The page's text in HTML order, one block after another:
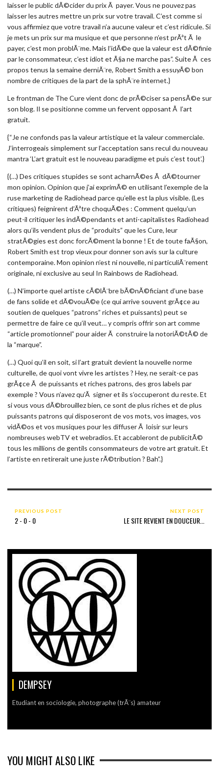
laisser le public dÃ©cider du prix Ã payer. Vous ne pouvez pas
laisser les autres mettre un prix sur votre travail. C’est comme si
vous affirmiez que votre travail n’a aucune valeur et c’est ridicule. Si
je mets un prix sur ma musique et que personne n’est prÃªt Ã le
payer, c’est mon problÃ¨me. Mais l’idÃ©e que la valeur est dÃ©finie
par le consommateur, c’est idiot et Ã§a ne marche pas”. Suite Ã ces
propos tenus la semaine derniÃ¨re, Robert Smith a essuyÃ© bon
nombre de critiques de la part de la sphÃ¨re internet.}
Le frontman de The Cure vient donc de prÃ©ciser sa pensÃ©e sur
son blog. Il se positionne comme un fervent opposant Ã l’art
gratuit.
{“Je ne confonds pas la valeur artistique et la valeur commerciale.
J’interrogeais simplement sur l’acceptation sans recul du nouveau
mantra ‘L’art gratuit est le nouveau paradigme et puis c’est tout’.}
{(…) Des critiques stupides se sont acharnÃ©es Ã dÃ©tourner
mon opinion. Opinion que j’ai exprimÃ© en utilisant l’exemple de la
ruse marketing de Radiohead parce qu’elle est la plus visible. (Les
critiques) feignirent d’Ãªtre choquÃ©es : Comment quelqu’un
peut-il critiquer les indÃ©pendants et anti-capitalistes Radiohead
alors qu’ils vendent plus de “produits” que les Cure, leur
stratÃ©gies est donc forcÃ©ment la bonne ! Et de toute faÃ§on,
Robert Smith est trop vieux pour donner son avis sur la culture
contemporaine. Mon opinion n’est ni nouvelle, ni particuliÃ¨rement
originale, ni exclusive au seul In Rainbows de Radiohead.
(…) N’importe quel artiste cÃ©lÃ¨bre bÃ©nÃ©ficiant d’une base
de fans solide et dÃ©vouÃ©e (ce qui arrive souvent grÃ¢ce au
soutien de quelques “patrons” riches et puissants) peut se
permettre de faire ce qu’il veut… y compris offrir son art comme
“article promotionnel” pour aider Ã construire la notoriÃ©tÃ© de
la “marque”.
(…) Quoi qu’il en soit, si l’art gratuit devient la nouvelle norme
culturelle, de quoi vont vivre les artistes ? Hey, ne serait-ce pas
grÃ¢ce Ã de puissants et riches patrons, des gros labels par
exemple ? Vous n’avez qu’Ã signer et ils s’occuperont du reste. Et
si vous vous dÃ©brouillez bien, ce sont de plus riches et de plus
puissants patrons qui disposeront de vos mots, vos images, vos
vidÃ©os et vos musiques pour les diffuser Ã loisir sur leurs
nombreuses webTV et webradios. Et accableront de publicitÃ©
tous les millions de gentils consommateurs de votre art gratuit. Et
l’artiste en retirerait une juste rÃ©tribution ? Bah”.}
PREVIOUS POST
2 - 0 - 0
NEXT POST
LE SITE REVIENT EN DOUCEUR...
DEMPSEY
Etudiant en sociologie, photographe (trÃ¨s) amateur
YOU MIGHT ALSO LIKE